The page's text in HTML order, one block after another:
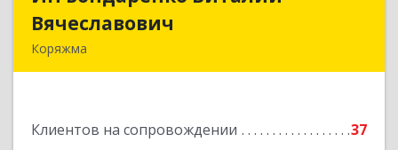
Вячеславович
Коряжма
Клиентов на сопровождении 37
Подробнее